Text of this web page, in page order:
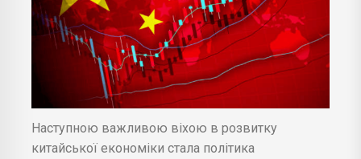
Наступною важливою віхою в розвитку
китайської економіки стала політика